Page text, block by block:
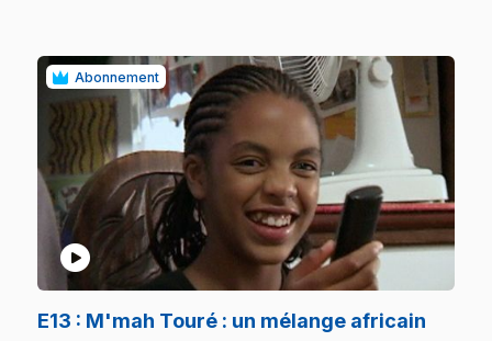
Abonnement
play_circle
E13 : M'mah Touré : un mélange africain